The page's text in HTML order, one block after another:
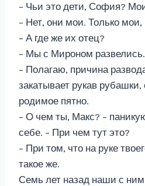
– Чьи это дети, София?
– Нет, они мои. Только мои,
– А где же их отец?
– Мы с Мироном развелись.
– Полагаю, причина
закатывает рукав
родимое пятно.
– О чем ты, Макс? –
себе. – При чем тут это?
– При том, что на руке
такое же.
Семь лет назад наши с